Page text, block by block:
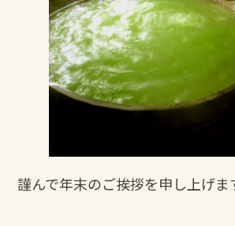
謹んで年末のご挨拶を申し上げま